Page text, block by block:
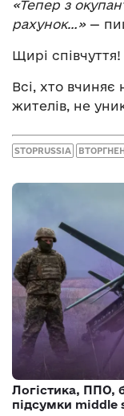
«Тепер з
рахунок…»—
Щирі співчуття!
Всі, хто
жителів, не
STOPRUSSIA
Логістика, ППО,
підсумки middle